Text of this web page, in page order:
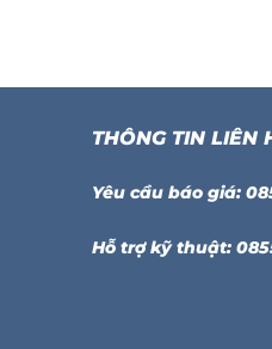
THÔNG TIN LIÊN
Yêu cầu báo giá:
Hỗ trợ kỹ thuật: